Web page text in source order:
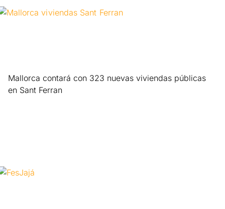
Mallorca contará con 323 nuevas viviendas públicas
en Sant Ferran